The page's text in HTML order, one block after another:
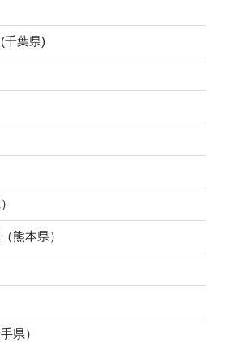
千葉県)
熊本県）
県）